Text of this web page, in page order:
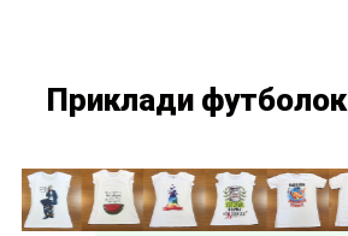
Приклади футболок